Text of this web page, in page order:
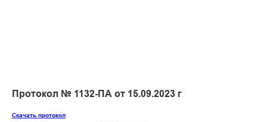
Протокол № 1132-ПА от 15.09.2023 г
Скачать протокол